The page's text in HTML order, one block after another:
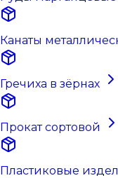
Канаты
Гречиха в зёрнах
Прокат сортовой
Пластиковые